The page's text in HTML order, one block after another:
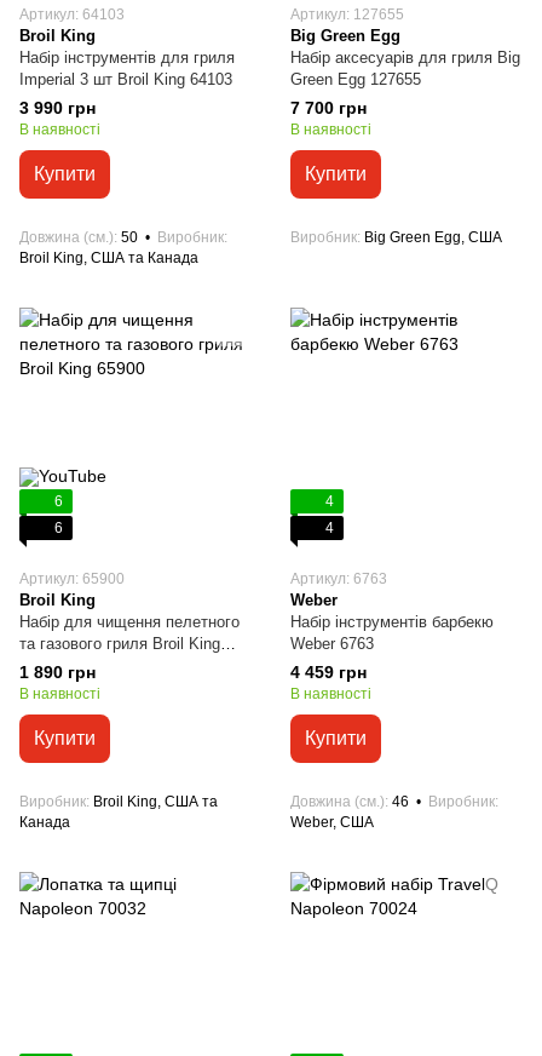
Артикул: 64103
Broil King
Набір інструментів для гриля
Imperial 3 шт Broil King 64103
3 990 грн
В наявності
Купити
Довжина (см.) 50
Виробник
Broil King, США та Канада
Артикул: 127655
Big Green Egg
Набір аксесуарів для гриля Big
Green Egg 127655
7 700 грн
В наявності
Купити
Виробник Big Green Egg, США
6
6
Артикул: 65900
Broil King
Набір для чищення пелетного
та газового гриля Broil King
65900
1 890 грн
В наявності
Купити
Виробник Broil King, США та
Канада
4
4
Артикул: 6763
Weber
Набір інструментів барбекю
Weber 6763
4 459 грн
В наявності
Купити
Довжина (см.) 46
Виробник
Weber, США